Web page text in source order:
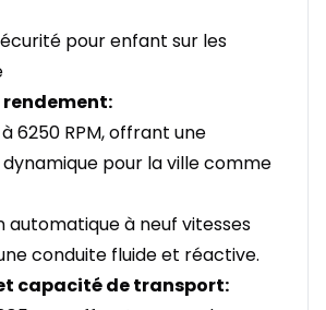
pour enfant sur les
rendement:
à 6250 RPM, offrant une
pour la ville comme
automatique à neuf vitesses
conduite fluide et réactive.
capacité de transport: